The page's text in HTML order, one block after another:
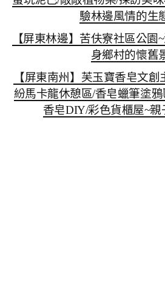
驗林邊風情的生
【屏東林邊】苦伕寮社區公園
身鄉村的懷舊
【屏東南州】芙玉寶香皂文
紛馬卡龍休憩區/香皂蠟筆塗
香皂DIY/彩色貨櫃屋~